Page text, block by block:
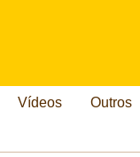
Vídeos Outros